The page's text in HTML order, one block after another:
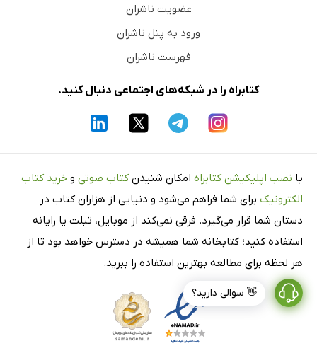
👋 سوالی دارید؟
عضویت ناشران
ورود به پنل ناشران
فهرست ناشران
کتابراه را در شبکه‌های اجتماعی دنبال کنید.
با نصب اپلیکیشن کتابراه امکان شنیدن کتاب صوتی و خرید کتاب
الکترونیک برای شما فراهم می‌شود و دنیایی از هزاران کتاب در
دستان شما قرار می‌گیرد. فرقی نمی‌کند از موبایل، تبلت یا رایانه
استفاده کنید؛ کتابخانه شما همیشه در دسترس خواهد بود تا از
هر لحظه برای مطالعه بهترین استفاده را ببرید.